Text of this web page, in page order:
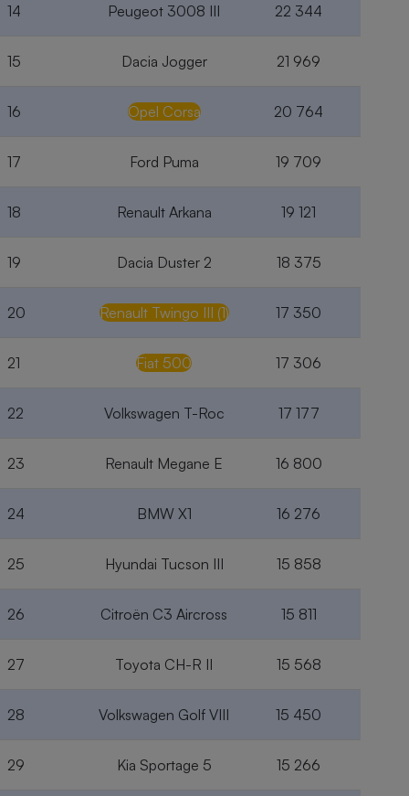
14 Peugeot 3008 III 22 344
15 Dacia Jogger 21 969
16 Opel Corsa 20 764
17 Ford Puma 19 709
18 Renault Arkana 19 121
19 Dacia Duster 2 18 375
20 Renault Twingo III (1) 17 350
21 Fiat 500 17 306
22 Volkswagen T-Roc 17 177
23 Renault Megane E 16 800
24 BMW X1 16 276
25 Hyundai Tucson III 15 858
26 Citroën C3 Aircross 15 811
27 Toyota CH-R II 15 568
28 Volkswagen Golf VIII 15 450
29 Kia Sportage 5 15 266